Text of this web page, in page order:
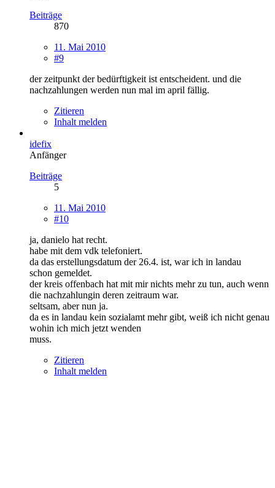
Beiträge
870
11. Mai 2010
#9
der zeitpunkt der bedürftigkeit ist entscheident. und die
nachzahlungen werden nun mal im april fällig.
Zitieren
Inhalt melden
idefix
Anfänger
Beiträge
5
11. Mai 2010
#10
ja, danielo hat recht.
habe mit dem vdk telefoniert.
da das erstellungsdatum der 26.4. ist, war ich in landau
schon gemeldet.
der kreis offenbach hat mit mir nichts mehr zu tun, auch wenn
die nachzahlungin deren zeitraum war.
seltsam, aber nun ja.
da es in landau kein sozialamt mehr gibt, weiß ich nicht genau
wohin ich mich jetzt wenden
muss.
Zitieren
Inhalt melden